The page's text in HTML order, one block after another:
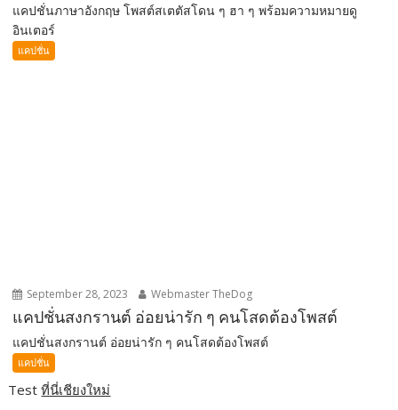
แคปชั่นภาษาอังกฤษ โพสต์สเตตัสโดน ๆ ฮา ๆ พร้อมความหมายดู
อินเตอร์
แคปชั่น
September 28, 2023 Webmaster TheDog
แคปชั่นสงกรานต์ อ่อยน่ารัก ๆ คนโสดต้องโพสต์
แคปชั่นสงกรานต์ อ่อยน่ารัก ๆ คนโสดต้องโพสต์
แคปชั่น
Testที่นี่เชียงใหม่